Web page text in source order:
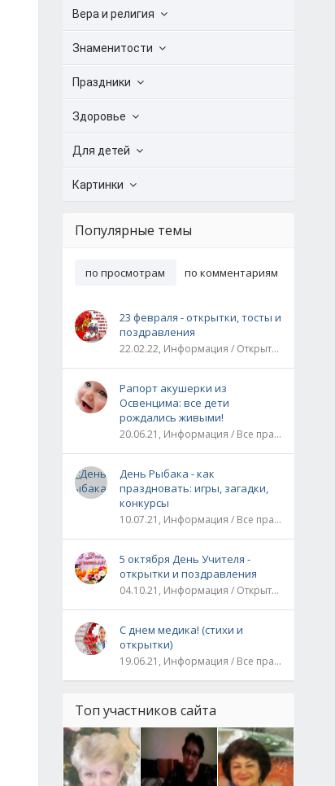
Вера и религия
Знаменитости
Праздники
Здоровье
Для детей
Картинки
Популярные темы
по просмотрам по комментариям
23 февраля - открытки, тосты и
поздравления
22.02.22, Информация / Открытки / Все праздники
Рапорт акушерки из
Освенцима: все дети
рождались живыми!
20.06.21, Информация / Все праздники / Рассказы и истории
День Рыбака - как
праздновать: игры, загадки,
конкурсы
10.07.21, Информация / Все праздники
5 октября День Учителя -
открытки и поздравления
04.10.21, Информация / Открытки / Все праздники
С днем медика! (стихи и
открытки)
19.06.21, Информация / Все праздники
Топ участников сайта